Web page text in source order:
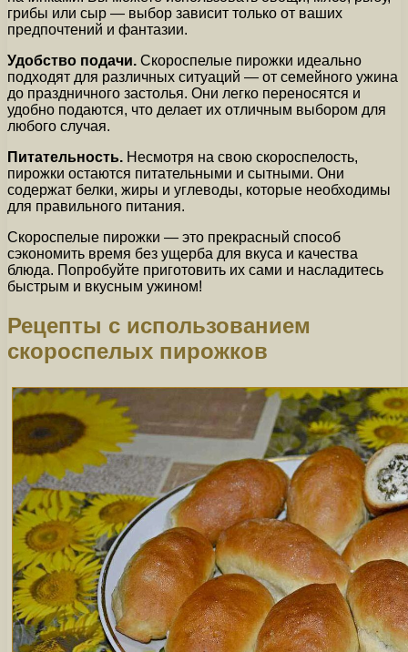
грибы или сыр — выбор зависит только от ваших
предпочтений и фантазии.
Удобство подачи. Скороспелые пирожки идеально
подходят для различных ситуаций — от семейного ужина
до праздничного застолья. Они легко переносятся и
удобно подаются, что делает их отличным выбором для
любого случая.
Питательность. Несмотря на свою скороспелость,
пирожки остаются питательными и сытными. Они
содержат белки, жиры и углеводы, которые необходимы
для правильного питания.
Скороспелые пирожки — это прекрасный способ
сэкономить время без ущерба для вкуса и качества
блюда. Попробуйте приготовить их сами и насладитесь
быстрым и вкусным ужином!
Рецепты с использованием
скороспелых пирожков